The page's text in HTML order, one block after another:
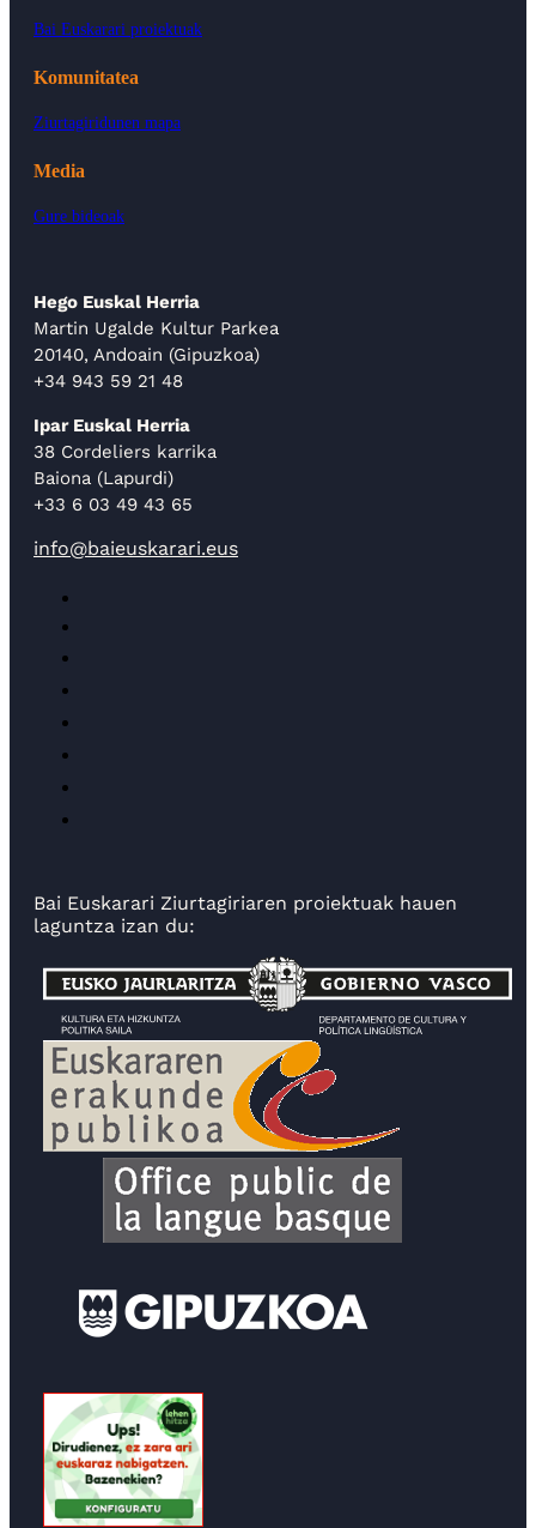
Bai Euskarari proiektuak
Komunitatea
Ziurtagiridunen mapa
Media
Gure bideoak
Hego Euskal Herria
Martin Ugalde Kultur Parkea
20140, Andoain (Gipuzkoa)
+34 943 59 21 48
Ipar Euskal Herria
38 Cordeliers karrika
Baiona (Lapurdi)
+33 6 03 49 43 65
info@baieuskarari.eus
Bai Euskarari Ziurtagiriaren proiektuak hauen
laguntza izan du: